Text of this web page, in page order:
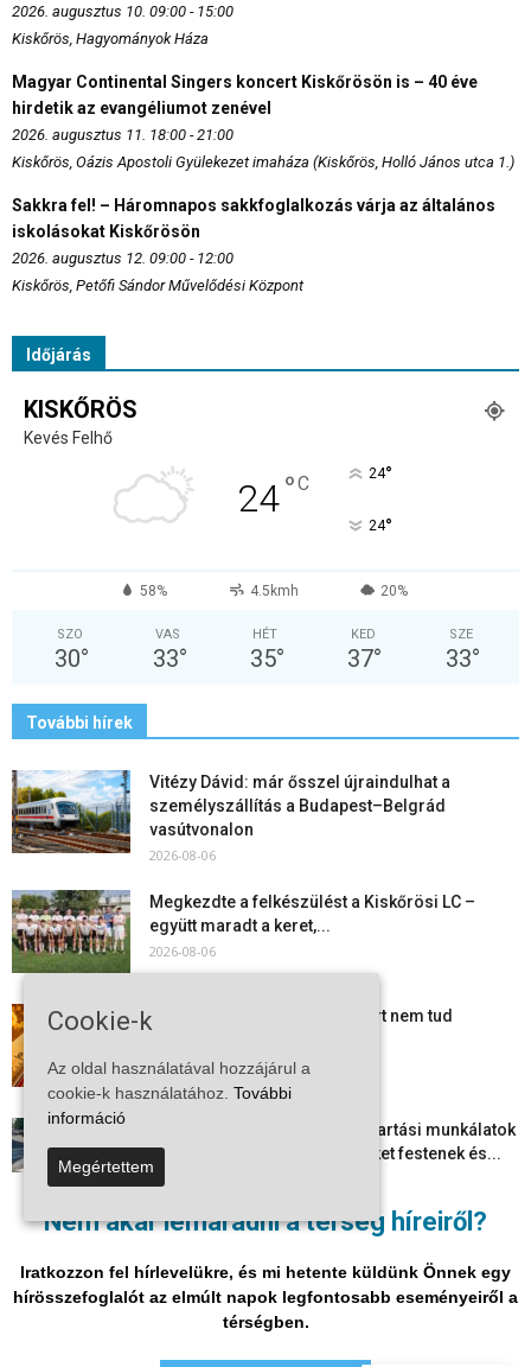
Nem akar lemaradni a térség híreiről?
Iratkozzon fel hírlevelükre, és mi hetente küldünk Önnek egy
hírösszefoglalót az elmúlt napok legfontosabb eseményeiről a
térségben.
2026. augusztus 10. 09:00 - 15:00
Kiskőrös, Hagyományok Háza
Magyar Continental Singers koncert Kiskőrösön is – 40 éve
hirdetik az evangéliumot zenével
2026. augusztus 11. 18:00 - 21:00
Kiskőrös, Oázis Apostoli Gyülekezet imaháza (Kiskőrös, Holló János utca 1.)
Sakkra fel! – Háromnapos sakkfoglalkozás várja az általános
iskolásokat Kiskőrösön
2026. augusztus 12. 09:00 - 12:00
Kiskőrös, Petőfi Sándor Művelődési Központ
Időjárás
KISKŐRÖS
Kevés Felhő
24°C 24°
24°
58% 4.5kmh 20%
SZO
30°
VAS
33°
HÉT
35°
KED
37°
SZE
33°
További hírek
Vitézy Dávid: már ősszel újraindulhat a
személyszállítás a Budapest–Belgrád
vasútvonalon
2026-08-06
Megkezdte a felkészülést a Kiskőrösi LC –
együtt maradt a keret,...
2026-08-06
Mi történik Európa felett? Ezért nem tud
2026-08-05
Folyamatosak a nyári karbantartási munkálatok
Kiskőrösön – útburkolati jeleket festenek és...
2026-08-05
Bács-Kiskun útjain –...
2026-08-04
Cookie-k
Az oldal használatával hozzájárul a
cookie-k használatához. További
információ
Megértettem